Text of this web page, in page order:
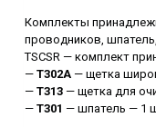
Комплекты
проводников,
TSCSR — комплект
— T302A — щетка
— T313 — щетка для
— Т301 — шпатель — 1